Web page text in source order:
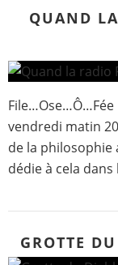
QUAND
File…Ose…Ô…Fée
vendredi matin
de la philosophie
dédie à cela dans
GROTTE